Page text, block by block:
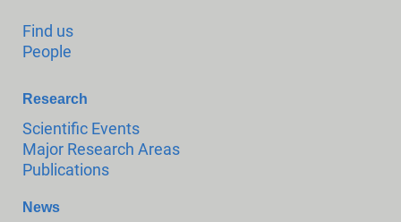
Find us
People
Research
Scientific Events
Major Research Areas
Publications
News